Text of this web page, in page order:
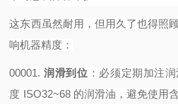
这东西虽然耐用，但用久了也得照
响机器精度：
00001. 润滑到位 ：必须定期加注
度 ISO32~68 的润滑油，避免使用